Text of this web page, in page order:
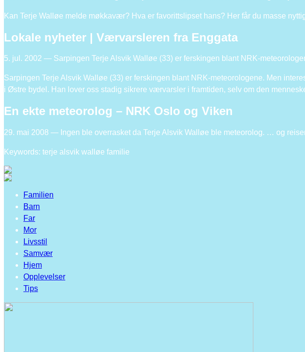
Kan Terje Walløe melde møkkavær? Hva er favorittslipset hans? Her får du masse
Lokale nyheter | Værvarsleren fra Enggata
5. jul. 2002 — Sarpingen Terje Alsvik Walløe (33) er ferskingen blant NRK-
Sarpingen Terje Alsvik Walløe (33) er ferskingen blant NRK-meteorologene. Men
i Østre bydel. Han lover oss stadig sikrere værvarsler i framtiden, selv om den
En ekte meteorolog – NRK Oslo og Viken
29. mai 2008 — Ingen ble overrasket da Terje Alsvik Walløe ble meteorolog. … og
Keywords: terje alsvik walløe familie
Familien
Barn
Far
Mor
Livsstil
Samvær
Hjem
Opplevelser
Tips